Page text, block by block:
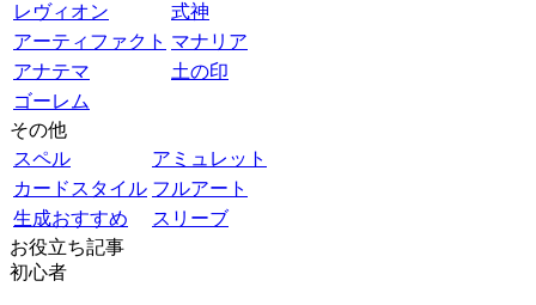
レヴィオン
式神
アーティファクト マナリア
アナテマ
土の印
ゴーレム
その他
スペル
アミュレット
カードスタイル フルアート
生成おすすめ
スリーブ
お役立ち記事
初心者